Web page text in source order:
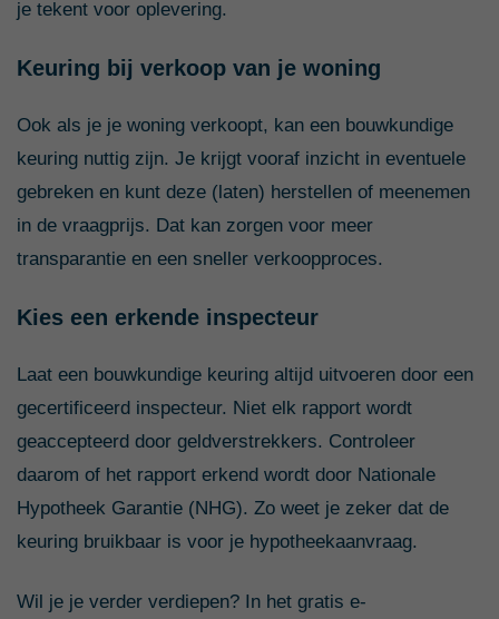
je tekent voor oplevering.
Keuring bij verkoop van je woning
Ook als je je woning verkoopt, kan een bouwkundige
keuring nuttig zijn. Je krijgt vooraf inzicht in eventuele
gebreken en kunt deze (laten) herstellen of meenemen
in de vraagprijs. Dat kan zorgen voor meer
transparantie en een sneller verkoopproces.
Kies een erkende inspecteur
Laat een bouwkundige keuring altijd uitvoeren door een
gecertificeerd inspecteur. Niet elk rapport wordt
geaccepteerd door geldverstrekkers. Controleer
daarom of het rapport erkend wordt door Nationale
Hypotheek Garantie (NHG). Zo weet je zeker dat de
keuring bruikbaar is voor je hypotheekaanvraag.
Wil je je verder verdiepen? In het gratis e-